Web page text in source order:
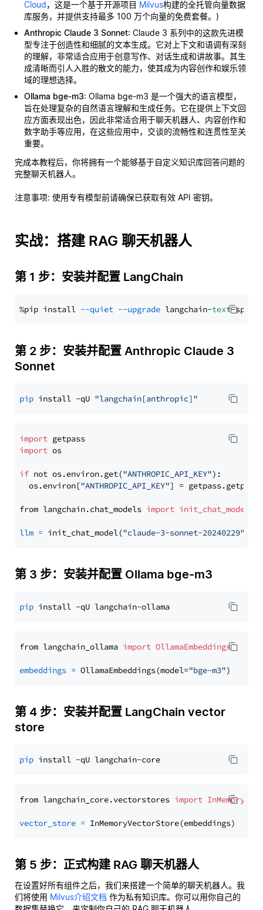
Cloud，这是一个基于开源项目 Milvus构建的全托管向量数据
库服务，并提供支持最多 100 万个向量的免费套餐。)
Anthropic Claude 3 Sonnet: Claude 3 系列中的这款先进模
型专注于创造性和细腻的文本生成。它对上下文和语调有深刻
的理解，非常适合应用于创意写作、对话生成和讲故事。其生
成清晰而引人入胜的散文的能力，使其成为内容创作和娱乐领
域的理想选择。
Ollama bge-m3: Ollama bge-m3 是一个强大的语言模型，
旨在处理复杂的自然语言理解和生成任务。它在提供上下文回
应方面表现出色，因此非常适合用于聊天机器人、内容创作和
数字助手等应用，在这些应用中，交谈的流畅性和连贯性至关
重要。
完成本教程后，你将拥有一个能够基于自定义知识库回答问题的
完整聊天机器人。
注意事项: 使用专有模型前请确保已获取有效 API 密钥。
实战：搭建 RAG 聊天机器人
第 1 步：安装并配置 LangChain
%pip install --quiet --upgrade langchain-text
第 2 步：安装并配置 Anthropic Claude 3
Sonnet
pip install -qU "langchain[anthropic]"
import
import os
if not os.environ.get("ANTHROPIC_API_KEY"):
  os.environ[
"ANTHROPIC_API_KEY"] = getpass.getpass(
from langchain.chat_models import init_chat_model
llm = init_chat_model("claude-3-sonnet-20240229"
第 3 步：安装并配置 Ollama bge-m3
pip
from langchain_ollama import OllamaEmbeddings
embeddings = OllamaEmbeddings(model="bge-m3"
第 4 步：安装并配置 LangChain vector
store
pip
from langchain_core.vectorstores import
vector_store =
第 5 步：正式构建 RAG 聊天机器人
在设置好所有组件之后，我们来搭建一个简单的聊天机器人。我
们将使用 Milvus介绍文档 作为私有知识库。你可以用你自己的